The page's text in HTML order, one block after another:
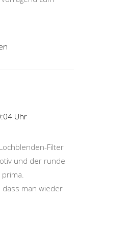
Uhr
Filter
und der runde
dass man wieder